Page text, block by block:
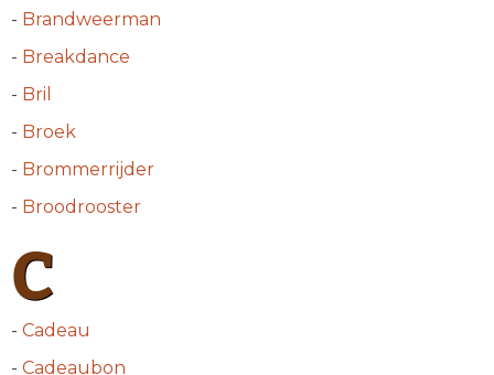
- Brandweerman
- Breakdance
- Bril
- Broek
- Brommerrijder
- Broodrooster
C
- Cadeau
- Cadeaubon